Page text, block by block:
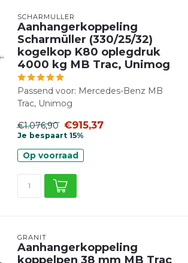
SCHARMÜLLER
Aanhangerkoppeling
Scharmüller (330/25/32)
kogelkop K80 oplegdruk
4000 kg MB Trac, Unimog
Passend voor: Mercedes-Benz MB
Trac, Unimog
€1.076,90 €915,37
Je bespaart 15%
Op voorraad
GRANIT
Aanhangerkoppeling
koppelpen 38 mm MB Trac